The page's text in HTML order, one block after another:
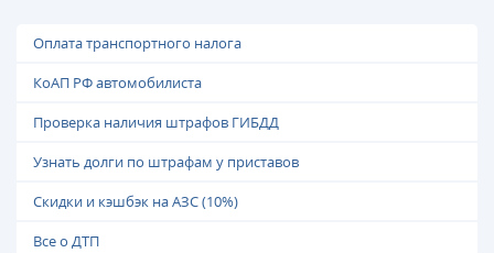
Оплата транспортного налога
КоАП РФ автомобилиста
Проверка наличия штрафов ГИБДД
Узнать долги по штрафам у приставов
Скидки и кэшбэк на АЗС (10%)
Все о ДТП